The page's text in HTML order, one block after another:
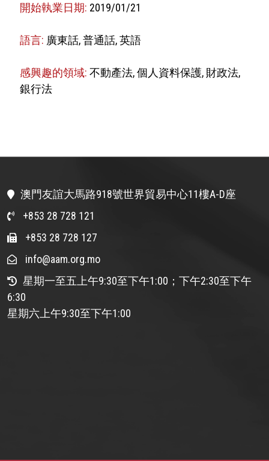
開始執業日期: 2019/01/21
語言: 廣東話, 普通話, 英語
感興趣的領域:不動產法, 個人資料保護, 財政法,
銀行法
澳門友誼大馬路918號世界貿易中心11樓A-D座
+853 28 728 121
+853 28 728 127
info@aam.org.mo
星期一至五上午9:30至下午1:00；下午2:30至下午
6:30
星期六上午9:30至下午1:00